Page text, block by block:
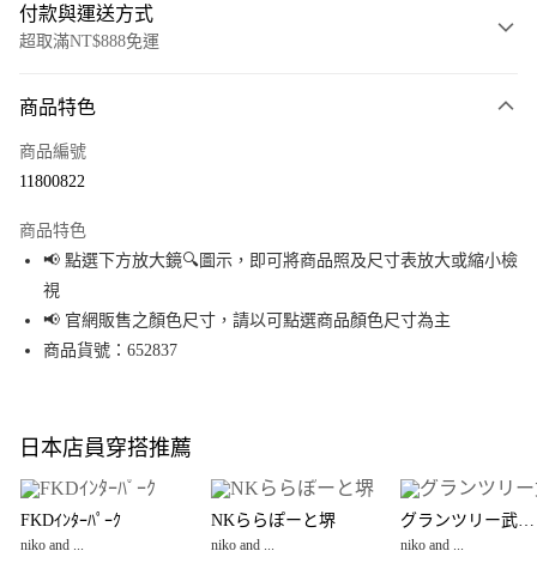
付款與運送方式
超取滿NT$888免運
信用卡一次付款
Apple Pay
街口支付
悠遊付
全盈+PAY
大哥付你分期
【大哥付你分期使用說明】
1.本服務由台灣大哥大提供，台灣大哥大用戶可立即使用無須另外申請。
AFTEE先享後付
商品特色
商品編號
11800822
商品特色
📢 點選下方放大鏡🔍圖示，即可將商品照及尺寸表放大或縮小檢
視
📢 官網販售之顏色尺寸，請以可點選商品顏色尺寸為主
商品貨號：652837
日本店員穿搭推薦
FKDｲﾝﾀｰﾊﾟｰｸ
niko and ...
NKららぽーと堺
niko and ...
グランツリー武蔵小杉店
niko and ...